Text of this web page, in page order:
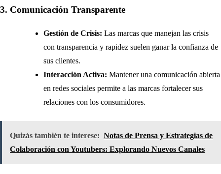
3. Comunicación Transparente
Gestión de Crisis: Las marcas que manejan las crisis
con transparencia y rapidez suelen ganar la confianza de
sus clientes.
Interacción Activa: Mantener una comunicación abierta
en redes sociales permite a las marcas fortalecer sus
relaciones con los consumidores.
Quizás también te interese: Notas de Prensa y Estrategias de
Colaboración con Youtubers: Explorando Nuevos Canales